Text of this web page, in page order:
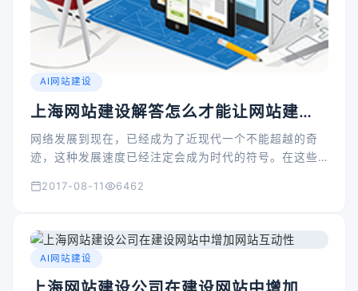
AI网站建设
上海网站建设解答怎么才能让网站建设
拥有真正的效果？
网络发展到现在，已经成为了近现代一个不能超越的奇
迹，这种发展速度已经注定会成为时代的符号。在这些
中不段的发展。人们已经意识到网络是一个可以创业可
在企业、个体和个人之间，掀起了开始网站建设热潮，
因为人们已经知道只有在拥有网站的基础上才能开始现
在最火红的电子商务。
2017-08-11 6462
AI网站建设